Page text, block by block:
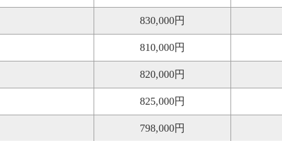
830,000円
810,000円
820,000円
825,000円
798,000円